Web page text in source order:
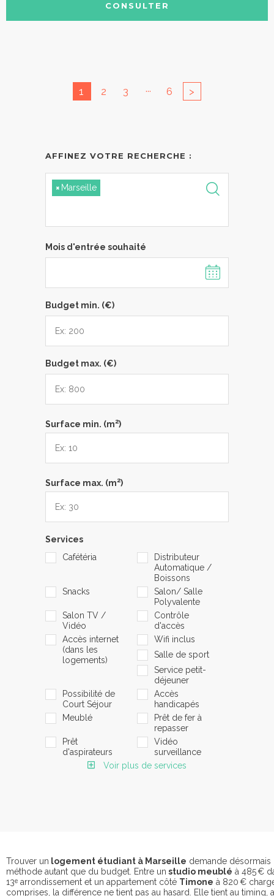
CONSULTER
1 2 3 ... 6 >
AFFINEZ VOTRE RECHERCHE :
× Marseille
Mois d'entrée souhaité
Budget min. (€)
Budget max. (€)
Surface min. (m2)
Surface max. (m2)
Services
Cafétéria
Distributeur
Automatique /
Boissons
Snacks
Salon/ Salle
Polyvalente
Salon TV /
Vidéo
Contrôle
d'accès
Accès internet
(dans les
logements)
Wifi inclus
Salle de sport
Service petit-
déjeuner
Possibilité de
Court Séjour
Accès
handicapés
Meublé
Prêt de fer à
repasser
Prêt
d'aspirateurs
Vidéo
surveillance
Voir plus de services
Trouver un logement étudiant à Marseille demande désormais
méthode autant que du budget. Entre un studio meublé à 485 €
13ᵉ arrondissement et un appartement côté Timone à 820 €
comprises, la différence ne tient pas au hasard. Elle tient au timing,